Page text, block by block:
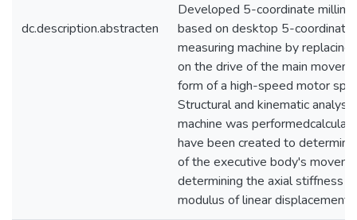
dc.description.abstracten
Developed 5-coordinate milling
based on desktop 5-coordinate
measuring machine by
on the drive of the main
form of a high-speed motor
Structural and kinematic
machine was
have been created to
of the executive body's
determining the axial stiffness
modulus of linear displacements.